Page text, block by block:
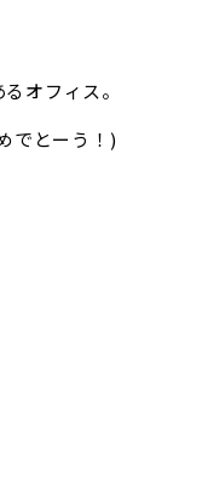
オフィス。
でとーう！)